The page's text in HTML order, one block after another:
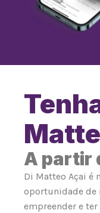
A partir
Di Matteo Açai é
oportunidade de
empreender e